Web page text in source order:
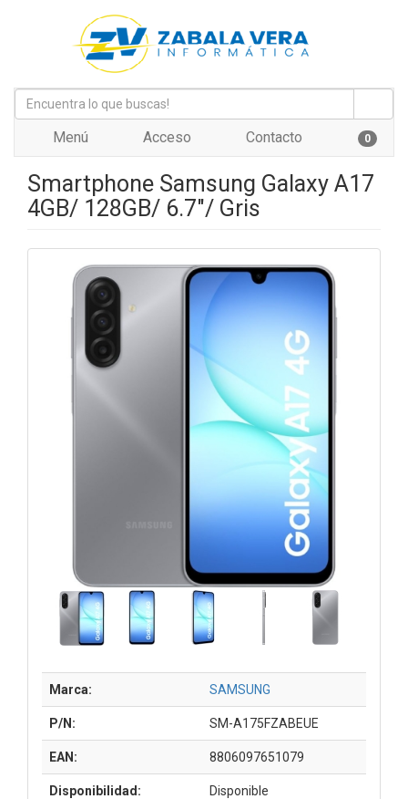
Menú Acceso Contacto 0
Smartphone Samsung Galaxy A17
4GB/ 128GB/ 6.7"/ Gris
Marca: SAMSUNG
P/N: SM-A175FZABEUE
EAN: 8806097651079
Disponibilidad: Disponible